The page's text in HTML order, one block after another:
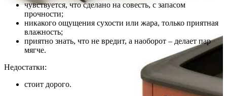
чувствуется, что сделано на совесть, с запасом
прочности;
никакого ощущения сухости или жара, только приятная
влажность;
приятно знать, что не вредит, а наоборот – делает пар
мягче.
Недостатки:
стоит дорого.